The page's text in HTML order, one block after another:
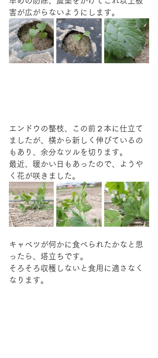
害が広がらないようにします。
エンドウの整枝、この前２本に仕立て
ましたが、横から新しく伸びているの
もあり、余分なツルを切ります。
最近、暖かい日もあったので、ようや
く花が咲きました。
キャベツが何かに食べられたかなと思
ったら、塔立ちです。
そろそろ収穫しないと食用に適さなく
なります。